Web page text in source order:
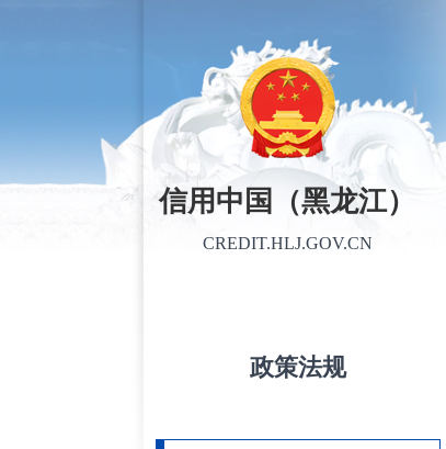
信用中国（黑龙江）
CREDIT.HLJ.GOV.CN
政策法规